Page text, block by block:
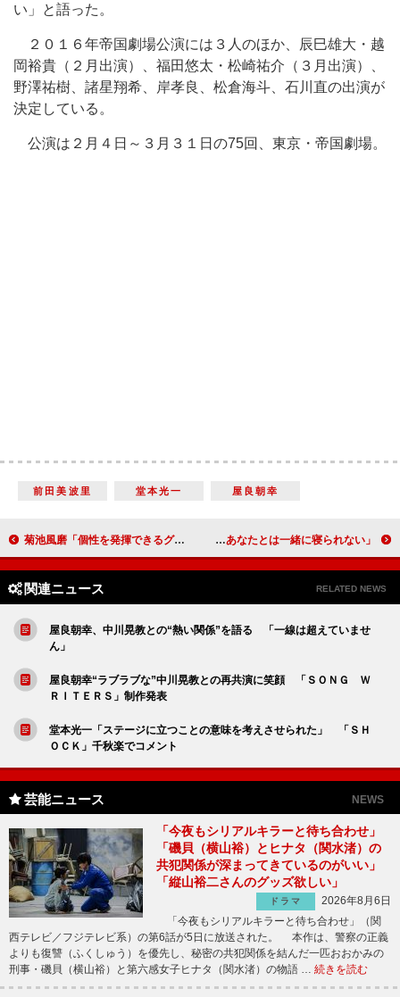
い」と語った。
２０１６年帝国劇場公演には３人のほか、辰巳雄大・越
岡裕貴（２月出演）、福田悠太・松崎祐介（３月出演）、
野澤祐樹、諸星翔希、岸孝良、松倉海斗、石川直の出演が
決定している。
公演は２月４日～３月３１日の75回、東京・帝国劇場。
前田美波里 堂本光一 屋良朝幸
菊池風磨「個性を発揮できるグループに」 Ｓｅｘｙ Ｚｏｎｅ、リリース記念イベント 「あなたとは一緒に寝られない！」 松岡修造、現役時代の苦い思い出告白
関連ニュース RELATED NEWS
屋良朝幸、中川晃教との“熱い関係”を語る 「一線は超えていませ
ん」
屋良朝幸“ラブラブな”中川晃教との再共演に笑顔 「ＳＯＮＧ Ｗ
ＲＩＴＥＲＳ」制作発表
堂本光一「ステージに立つことの意味を考えさせられた」 「ＳＨ
ＯＣＫ」千秋楽でコメント
芸能ニュース NEWS
「今夜もシリアルキラーと待ち合わせ」
「磯貝（横山裕）とヒナタ（関水渚）の
共犯関係が深まってきているのがいい」
「縦山裕二さんのグッズ欲しい」
ドラマ
2026年8月6日
「今夜もシリアルキラーと待ち合わせ」（関
西テレビ／フジテレビ系）の第6話が5日に放送された。 本作は、警察の正義
よりも復讐（ふくしゅう）を優先し、秘密の共犯関係を結んだ一匹おおかみの
刑事・磯貝（横山裕）と第六感女子ヒナタ（関水渚）の物語 … 続きを読む